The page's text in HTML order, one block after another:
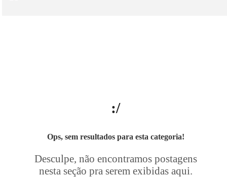
:/
Ops, sem resultados para esta categoria!
Desculpe, não encontramos postagens
nesta seção pra serem exibidas aqui.